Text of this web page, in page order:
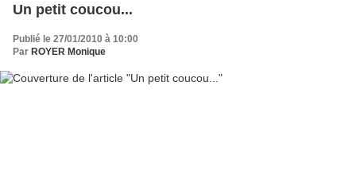
Un petit coucou...
Publié le 27/01/2010 à 10:00
Par ROYER Monique